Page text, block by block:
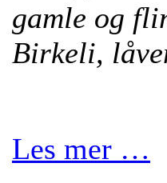
gamle og
Birkeli,
Les mer …